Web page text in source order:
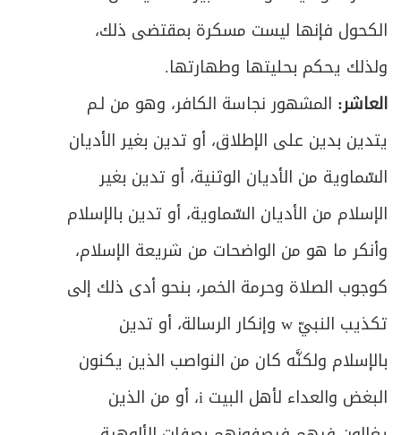
الكحول فإنها ليست مسكرة بمقتضى ذلك،
ولذلك يحكم بحليتها وطهارتها.
العاشر: المشهور نجاسة الكافر، وهو من لـم
يتدين بدين على الإطلاق، أو تدين بغير الأديان
السّماوية من الأديان الوثنية، أو تدين بغير
الإسلام من الأديان السّماوية، أو تدين بالإسلام
وأنكر ما هو من الواضحات من شريعة الإسلام،
كوجوب الصلاة وحرمة الخمر، بنحو أدى ذلك إلى
تكذيب النبيّ w وإنكار الرسالة، أو تدين
بالإسلام ولكنَّه كان من النواصب الذين يكنون
البغض والعداء لأهل البيت i، أو من الذين